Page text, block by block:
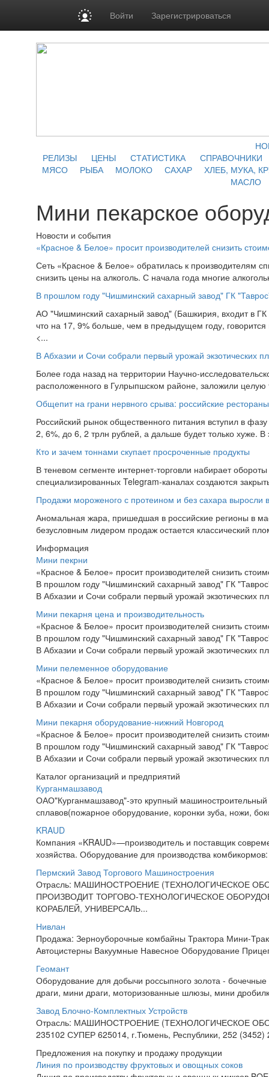
Войти Зарегистрироваться
РЕЛИЗЫ
ЦЕНЫ СТАТИСТИКА
СПРАВОЧНИКИ
МЯСО
РЫБА МОЛОКО САХАР
ХЛЕБ, МУКА,
МАСЛО
Мини пекарское
Новости и события
«Красное & Белое» просит производителей снизить
Сеть «Красное & Белое» обратилась к производителям
снизить цены на алкоголь. С начала года многие
В прошлом году "Чишминский сахарный завод" ГК
АО "Чишминский сахарный завод" (Башкирия, входит в ГК
что на 17, 9% больше, чем в предыдущем году, говорится
<...
В Абхазии и Сочи собрали первый урожай экзотических
Более года назад на территории Научно-
расположенного в Гулрыпшском районе, заложили целую
Общепит на грани нервного срыва: российские
Российский рынок общественного питания вступил в
2, 6%, до 6, 2 трлн рублей, а дальше будет только хуже.
Кто и зачем тоннами скупает просроченные продукты
В теневом сегменте интернет-торговли набирает
специализированных Telegram-каналах создаются
Продажи мороженого с протеином и без сахара выросли
Аномальная жара, пришедшая в российские регионы в
безусловным лидером продаж остается классический
Информация
Мини пекрни
«Красное & Белое» просит производителей снизить
В прошлом году "Чишминский сахарный завод" ГК
В Абхазии и Сочи собрали первый урожай экзотических
Мини пекарня цена и производительность
«Красное & Белое» просит производителей снизить
В прошлом году "Чишминский сахарный завод" ГК
В Абхазии и Сочи собрали первый урожай экзотических
Мини пелеменное оборудование
«Красное & Белое» просит производителей снизить
В прошлом году "Чишминский сахарный завод" ГК
В Абхазии и Сочи собрали первый урожай экзотических
Мини пекарня оборудование-нижний Новгород
«Красное & Белое» просит производителей снизить
В прошлом году "Чишминский сахарный завод" ГК
В Абхазии и Сочи собрали первый урожай экзотических
Каталог организаций и предприятий
Курганмашзавод
ОАО"Курганмашзавод"-это крупный машиностроительный
сплавов(пожарное оборудование, коронки зуба, ножи,
KRAUD
Компания «KRAUD»—производитель и поставщик
хозяйства. Оборудование для производства
Пермский Завод Торгового Машиностроения
Отрасль: МАШИНОСТРОЕНИЕ (ТЕХНОЛОГИЧЕСКОЕ
ПРОИЗВОДИТ ТОРГОВО-ТЕХНОЛОГИЧЕСКОЕ
КОРАБЛЕЙ, УНИВЕРСАЛЬ...
Нивлан
Продажа: Зерноуборочные комбайны Трактора Мини-
Автоцистерны Вакуумные Навесное Оборудование
Геомант
Оборудование для добычи россыпного золота -
драги, мини драги, моторизованные шлюзы, мини
Завод Блочно-Комплектных Устройств
Отрасль: МАШИНОСТРОЕНИЕ (ТЕХНОЛОГИЧЕСКОЕ
235102 СУПЕР 625014, г.Тюмень, Республики, 252
Предложения на покупку и продажу продукции
Линия по производству фруктовых и овощных соков